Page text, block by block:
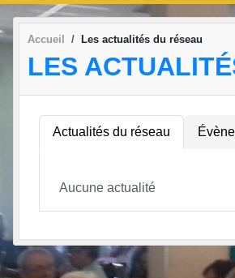
Accueil Les actualités du réseau
LES
Actualités du réseau
Aucune actualité